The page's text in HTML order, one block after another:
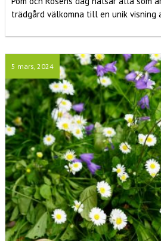
trädgård välkomna till en unik visning
5 mars, 2024